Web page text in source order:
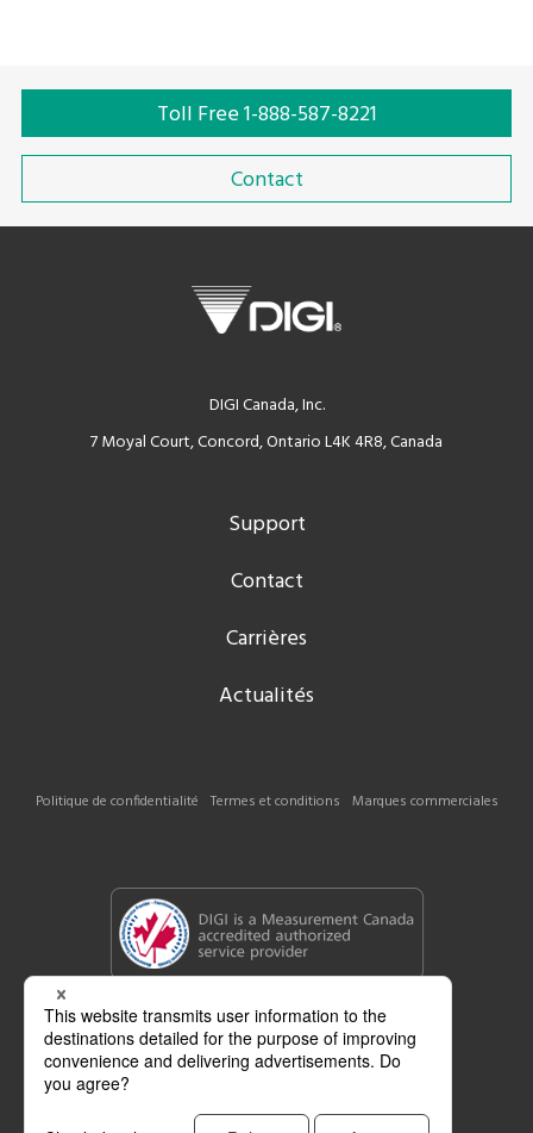
Toll Free 1-888-587-8221
Contact
DIGI Canada, Inc.
7 Moyal Court, Concord, Ontario L4K 4R8, Canada
Support
Contact
Carrières
Actualités
Politique de confidentialité Termes et conditions Marques commerciales